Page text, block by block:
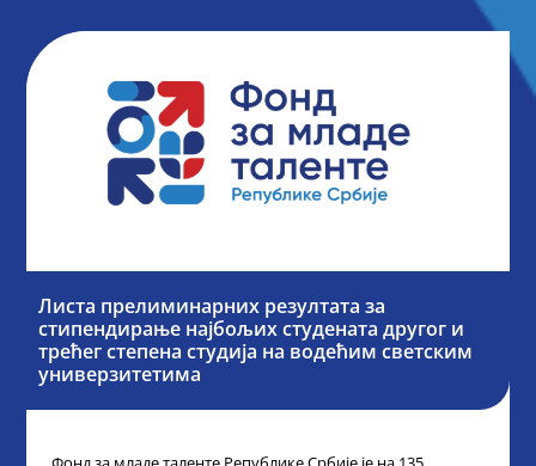
Листа прелиминарних резултата за
стипендирање најбољих студената другог и
трећег степена студија на водећим светским
универзитетима